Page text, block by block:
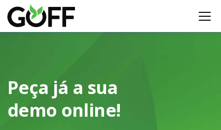
Peça já a sua
demo online!